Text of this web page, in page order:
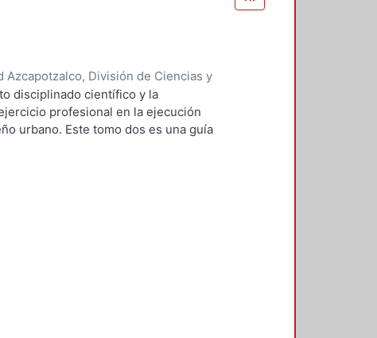
División de Ciencias y
y Técnicas de Realización
;Cervantes Abarca, Alejandro;
disciplinado científico y la
profesional en la ejecución
urbano. Este tomo dos es una guía